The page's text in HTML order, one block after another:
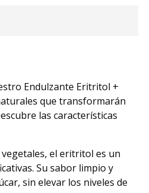
Endulzante Eritritol +
que transformarán
las características
el eritritol es un
Su sabor limpio y
sin elevar los niveles de